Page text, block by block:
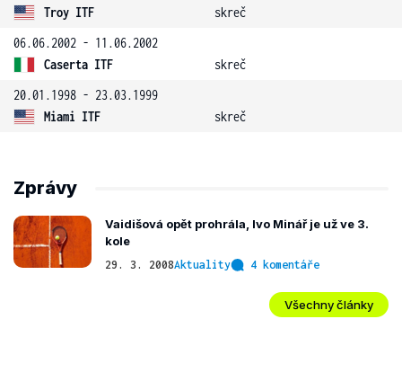
Troy ITF
skreč
06.06.2002 - 11.06.2002
Caserta ITF
skreč
20.01.1998 - 23.03.1999
Miami ITF
skreč
Zprávy
Vaidišová opět prohrála, Ivo Minář je už ve 3.
kole
29. 3. 2008Aktuality 4 komentáře
Všechny články